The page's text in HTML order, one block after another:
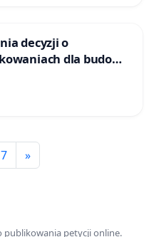
decyzji o
dla budowy
„Krynki” w
ochrony
7 »
publikowania petycji online.